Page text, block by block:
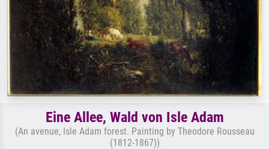
Eine Allee, Wald von Isle Adam
(An avenue, Isle Adam forest. Painting by Theodore Rousseau
(1812-1867))